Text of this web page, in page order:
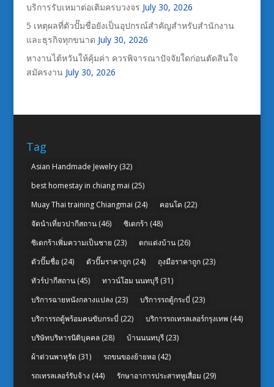
บริการรับเหมาต่อเติมครบวงจร July 30, 2026
5 เหตุผลที่ตัวปั๊มชื่อยังเป็นอุปกรณ์สำคัญสำหรับสำนักงาน
และธุรกิจทุกขนาด July 30, 2026
หางานไต้หวันให้คุ้มค่า ควรพิจารณาปัจจัยใดก่อนตัดสินใจ
สมัครงาน July 30, 2026
Tag
Asian Handmade Jewelry(32)
best homestay in chiang mai (25)
Muay Thai training Chiangmai (24) คอนโด (22)
จัดนำเที่ยวปากีสถาน(46) ซิเดกร้า (48)
ซิเดกร้าเพิ่มความเป็นชาย (23) ตกแต่งบ้าน(26)
ตัวปั๊มชื่อ(24) ตัวปั๊มราคาถูก(24) ถุงมือราคาถูก(23)
ทัวร์ปากีสถาน(45) ทาวน์โฮม นนทบุรี(31)
บริการฉายหนังกลางแปลง (23) บริการรถตู้กระบี่ (23)
บริการรถตู้พร้อมคนขับกระบี่ (22) บริการรถเทรลเลอร์กรุงเทพ (44)
บริษัทบริหารนิติบุคคล(28) บ้านนนทบุรี(23)
ผ้าต่วนพาหุรัด (31) รถขนของย้ายหอ(42)
รถเทรลเลอร์รับจ้าง (44) รักษาอาการประสาทหูเสื่อม (29)